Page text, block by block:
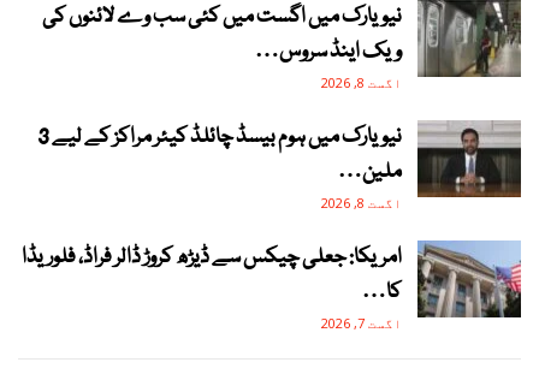
نیویارک میں اگست میں کئی سب وے لائنوں کی
ویک اینڈ سروس…
اگست 8, 2026
نیویارک میں ہوم بیسڈ چائلڈ کیئر مراکز کے لیے 3
ملین…
اگست 8, 2026
امریکا: جعلی چیکس سے ڈیڑھ کروڑ ڈالر فراڈ، فلوریڈا
کا…
اگست 7, 2026